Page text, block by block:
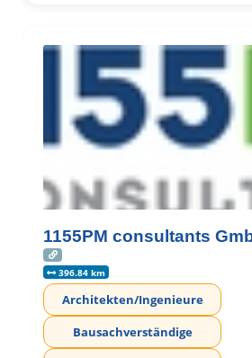
1155PM consultants
396.84 km
Architekten/Ingenieure
Bausachverständige